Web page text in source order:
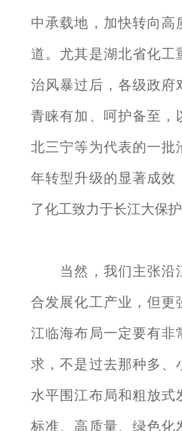
中承载地，加快转向高
道。尤其是湖北省化工
治风暴过后，各级政府
青睐有加、呵护备至，
北三宁等为代表的一批
年转型升级的显著成效
了化工致力于长江大保护
当然，我们主张沿
合发展化工产业，但更
江临海布局一定要有非
求，不是过去那种多、
水平围江布局和粗放式
标准、高质量、绿色化